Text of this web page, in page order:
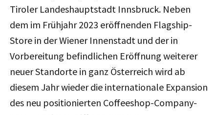
Tiroler Landeshauptstadt Innsbruck. Neben
dem im Frühjahr 2023 eröffnenden Flagship-
Store in der Wiener Innenstadt und der in
Vorbereitung befindlichen Eröffnung weiterer
neuer Standorte in ganz Österreich wird ab
diesem Jahr wieder die internationale Expansion
des neu positionierten Coffeeshop-Company-